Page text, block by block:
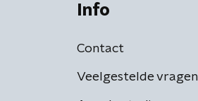
Info
Contact
Veelgestelde vragen